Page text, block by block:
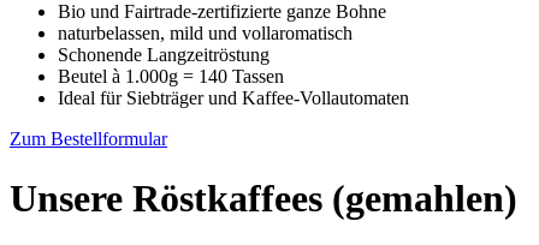
Bio und Fairtrade-zertifizierte ganze Bohne
naturbelassen, mild und vollaromatisch
Schonende Langzeitröstung
Beutel à 1.000g = 140 Tassen
Ideal für Siebträger und Kaffee-Vollautomaten
Zum Bestellformular
Unsere Röstkaffees (gemahlen)